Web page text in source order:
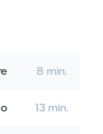
8 min.
13 min.